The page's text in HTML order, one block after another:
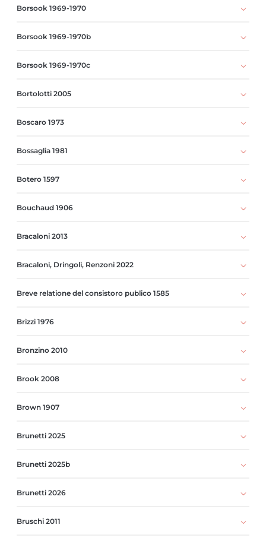
Borsook 1969-1970
Borsook 1969-1970b
Borsook 1969-1970c
Bortolotti 2005
Boscaro 1973
Bossaglia 1981
Botero 1597
Bouchaud 1906
Bracaloni 2013
Bracaloni, Dringoli, Renzoni 2022
Breve relatione del consistoro publico 1585
Brizzi 1976
Bronzino 2010
Brook 2008
Brown 1907
Brunetti 2025
Brunetti 2025b
Brunetti 2026
Bruschi 2011